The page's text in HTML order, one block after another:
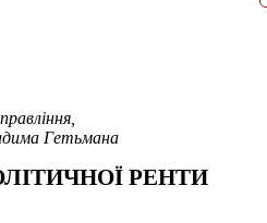
Гетьмана
РЕНТИ